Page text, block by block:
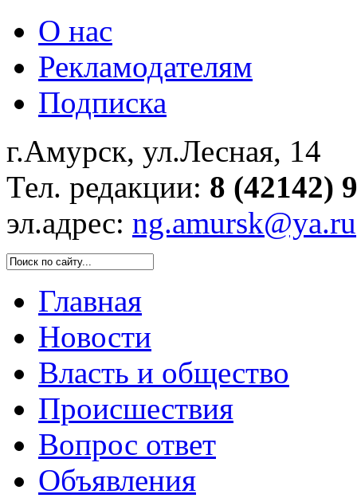
О нас
Рекламодателям
Подписка
г.Амурск, ул.Лесная, 14
Тел. редакции: 8 (42142)
эл.адрес: ng.amursk@ya.ru
Главная
Новости
Власть и общество
Происшествия
Вопрос ответ
Объявления